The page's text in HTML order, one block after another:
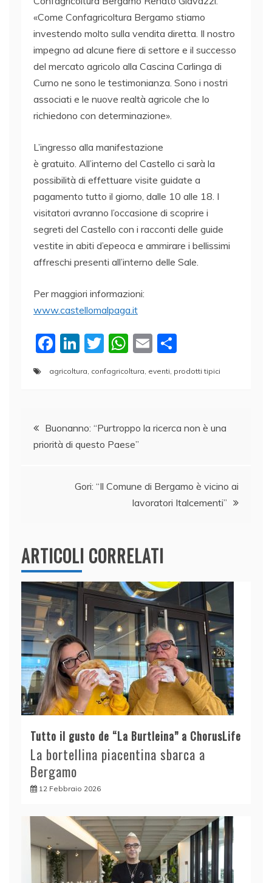
«Come Confagricoltura Bergamo stiamo
investendo molto sulla vendita diretta. Il nostro
impegno ad alcune fiere di settore e il successo
del mercato agricolo alla Cascina Carlinga di
Curno ne sono le testimonianza. Sono i nostri
associati e le nuove realtà agricole che lo
richiedono con determinazione».
L’ingresso alla manifestazione
è gratuito. All’interno del Castello ci sarà la
possibilità di effettuare visite guidate a
pagamento tutto il giorno, dalle 10 alle 18. I
visitatori avranno l’occasione di scoprire i
segreti del Castello con i racconti delle guide
vestite in abiti d’epeoca e ammirare i bellissimi
affreschi presenti all’interno delle Sale.
Per maggiori informazioni:
www.castellomalpaga.it
F
a
c
b
o
Li
k
dI
n
T
w
itt
W
h
at
A
p
E
m
ai n
vi
agricoltura confagricoltura eventi prodotti tipici
Navigazione
articoli
Buonanno: “Purtroppo la ricerca non è una
priorità di questo Paese”
Gori: “Il Comune di Bergamo è vicino ai
lavoratori Italcementi”
ARTICOLI CORRELATI
Tutto il gusto de “La Burtleina” a ChorusLife
La bortellina piacentina sbarca a
Bergamo
12 Febbraio 2026